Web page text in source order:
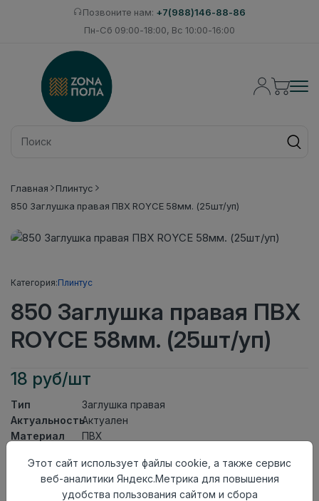
Позвоните нам: +7(988)146-88-86
Пн-Сб 09:00-18:00, Вс 10:00-16:00
Главная
Плинтус
850 Заглушка правая ПВХ ROYCE 58мм. (25шт/уп)
Категория:Плинтус
850 Заглушка правая ПВХ
ROYCE 58мм. (25шт/уп)
18 руб/шт
Тип
Заглушка правая
АктуальностьАктуален
Материал
ПВХ
Осталось4 шт
Добавить в корзину
Этот сайт использует файлы cookie, а также сервис
веб-аналитики Яндекс.Метрика для повышения
удобства пользования сайтом и сбора